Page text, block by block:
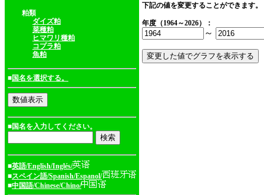
粕類
ダイズ粕
菜種粕
ヒマワリ種粕
コプラ粕
魚粕
■国名を選択する。
■国名を入力してください。
■英語/English/Inglés/
■スペイン語/Spanish/Espanol/
■中国語/Chinese/Chino/
下記の値を変更することができます。
年度（1964～2026）：
～